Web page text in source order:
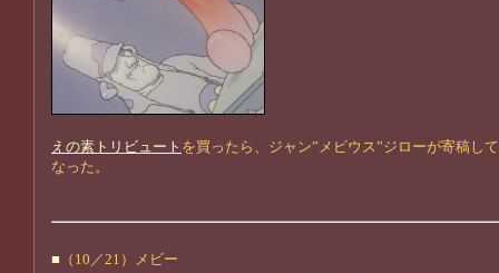
えの素トリビュート を買ったら、ジャン”メビウス”ジローが寄稿し
なった。
■ （10／21）メビー